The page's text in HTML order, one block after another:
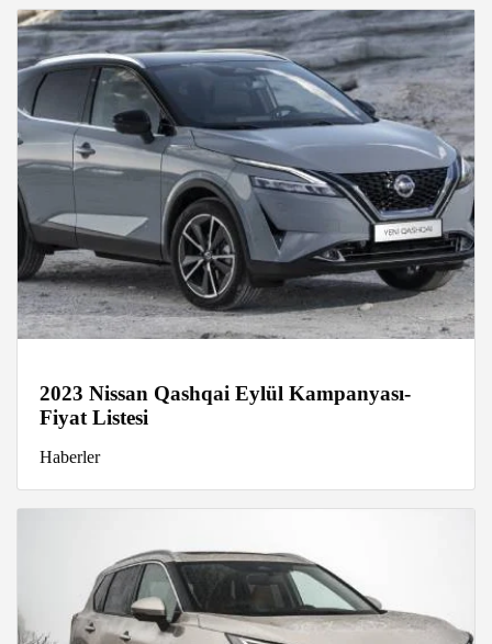
2023 Nissan Qashqai Eylül Kampanyası-
Fiyat Listesi
Haberler